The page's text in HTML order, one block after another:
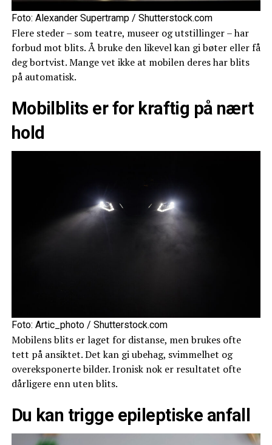
Foto: Alexander Supertramp / Shutterstock.com
Flere steder – som teatre, museer og utstillinger – har
forbud mot blits. Å bruke den likevel kan gi bøter eller få
deg bortvist. Mange vet ikke at mobilen deres har blits
på automatisk.
Mobilblits er for kraftig på nært
hold
Foto: Artic_photo / Shutterstock.com
Mobilens blits er laget for distanse, men brukes ofte
tett på ansiktet. Det kan gi ubehag, svimmelhet og
overeksponerte bilder. Ironisk nok er resultatet ofte
dårligere enn uten blits.
Du kan trigge epileptiske anfall